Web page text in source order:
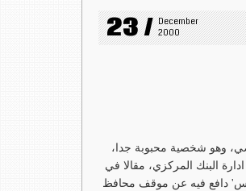
23 / December
2000
وهو شخصية محبوبة جدا،
البنك المركزي، مقالا في
دافع فيه عن موقف محافظ